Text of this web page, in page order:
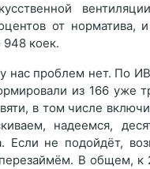
от норматива,
948 коек.
нас проблем нет. По
из 166 уже
в том числе
надеемся,
Если не подойдёт,
В общем, к